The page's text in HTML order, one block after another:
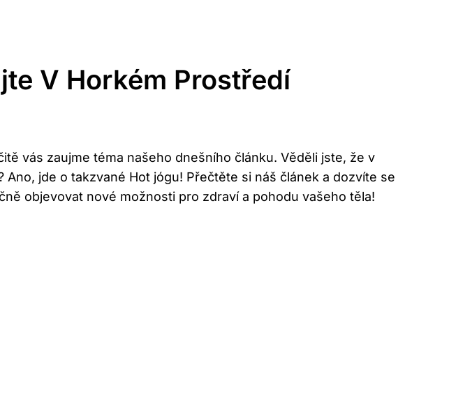
V Horkém Prostředí
vás zaujme téma našeho dnešního článku. Věděli jste, že v
jde o takzvané Hot jógu! Přečtěte si náš článek a dozvíte se
objevovat nové možnosti pro zdraví a pohodu vašeho těla!